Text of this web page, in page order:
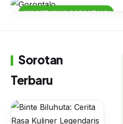
KULINER KHAS GORONTALO
Sorotan
Terbaru